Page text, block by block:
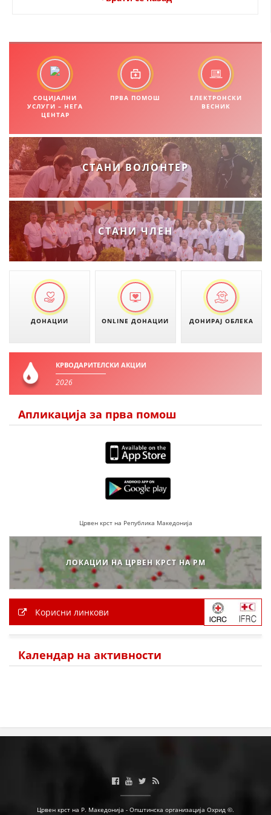
ФОРМУЛАРИ ЗА БАРАЊА
ЗДРАВСТВЕНО ПРЕВЕНТИВНА ДЕЈНОСТ
ПРВА ПОМОШ
ИНФОРМАЦИИ ЗА БОЛЕСТИ
МЕНАЏМЕНТ НА ВОЛОНТЕРИ
ЗА НАС
ДЕЈСТВУВАЊЕ
ПРИРАЧНИЦИ
ЕДУКАТИВНО ИНФОРМАТИВНИ МАТЕРИЈАЛИ
ПРЕЗЕНТАЦИИ
СОЦИЈАЛНИ
УСЛУГИ – НЕГА
ЦЕНТАР
ПРВА ПОМОШ
ЕЛЕКТРОНСКИ
ВЕСНИК
СТАНИ ВОЛОНТЕР
СТАНИ ЧЛЕН
ДОНАЦИИ ONLINE ДОНАЦИИ ДОНИРАЈ ОБЛЕКА
КРВОДАРИТЕЛСКИ АКЦИИ
2026
Апликација за прва помош
Црвен крст на Република Македонија
ЛОКАЦИИ НА ЦРВЕН КРСТ НА РМ
Корисни линкови
Календар на активности
Црвен крст на Р. Македонија - Општинска организација Охрид ©.